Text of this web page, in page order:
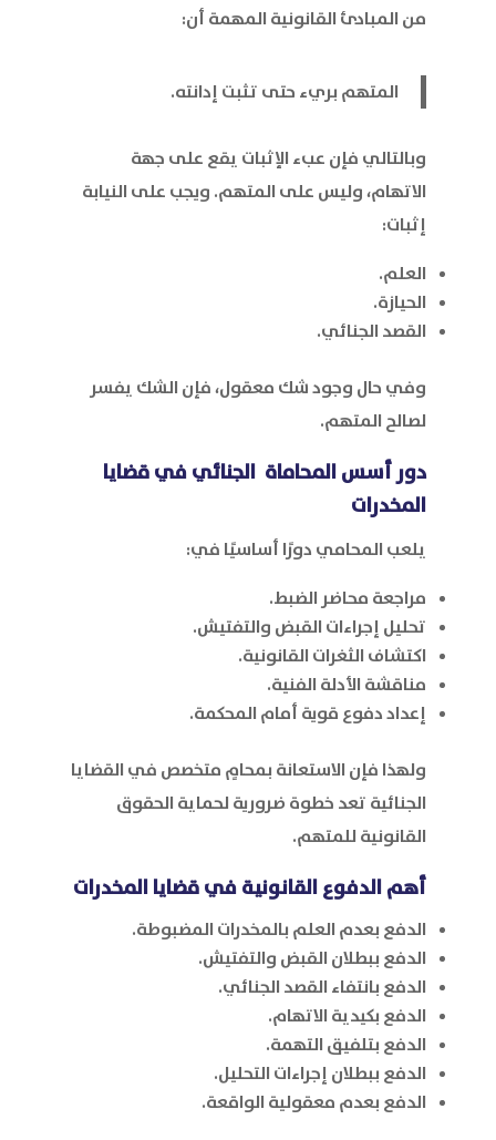
من المبادئ القانونية المهمة أن:
المتهم بريء حتى تثبت إدانته.
وبالتالي فإن عبء الإثبات يقع على جهة
الاتهام، وليس على المتهم. ويجب على النيابة
إثبات:
العلم.
الحيازة.
القصد الجنائي.
وفي حال وجود شك معقول، فإن الشك يفسر
لصالح المتهم.
دور أسس المحاماة الجنائي في قضايا
المخدرات
يلعب المحامي دورًا أساسيًا في:
مراجعة محاضر الضبط.
تحليل إجراءات القبض والتفتيش.
اكتشاف الثغرات القانونية.
مناقشة الأدلة الفنية.
إعداد دفوع قوية أمام المحكمة.
ولهذا فإن الاستعانة بمحامٍ متخصص في القضايا
الجنائية تعد خطوة ضرورية لحماية الحقوق
القانونية للمتهم.
أهم الدفوع القانونية في قضايا المخدرات
الدفع بعدم العلم بالمخدرات المضبوطة.
الدفع ببطلان القبض والتفتيش.
الدفع بانتفاء القصد الجنائي.
الدفع بكيدية الاتهام.
الدفع بتلفيق التهمة.
الدفع ببطلان إجراءات التحليل.
الدفع بعدم معقولية الواقعة.